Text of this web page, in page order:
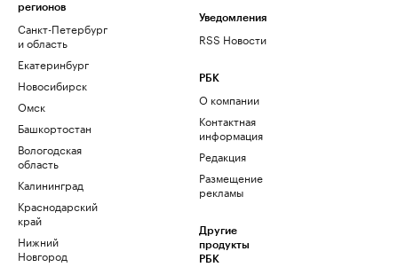
регионов
Санкт-Петербург
и область
Екатеринбург
Новосибирск
Омск
Башкортостан
Вологодская
область
Калининград
Краснодарский
край
Нижний
Новгород
Уведомления
RSS Новости
РБК
О компании
Контактная
информация
Редакция
Размещение
рекламы
Другие
продукты
РБК